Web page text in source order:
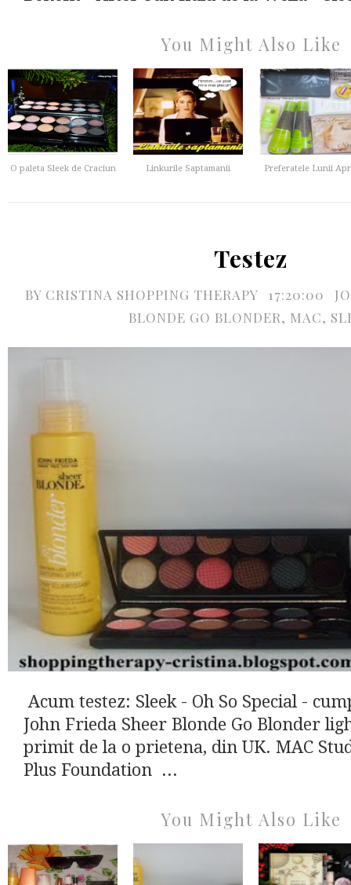
You Might Also Like
O paleta Sleek de Craciun Linkurile Saptamanii Preferatele Lunii
Testez
BY CRISTINA SHOPPING THERAPY 17:20:00
BLONDE GO BLONDER, MAC,
Acum testez: Sleek - Oh So Special -
John Frieda Sheer Blonde Go Blonder
primit de la o prietena, din UK. MAC
Plus Foundation ...
You Might Also Like